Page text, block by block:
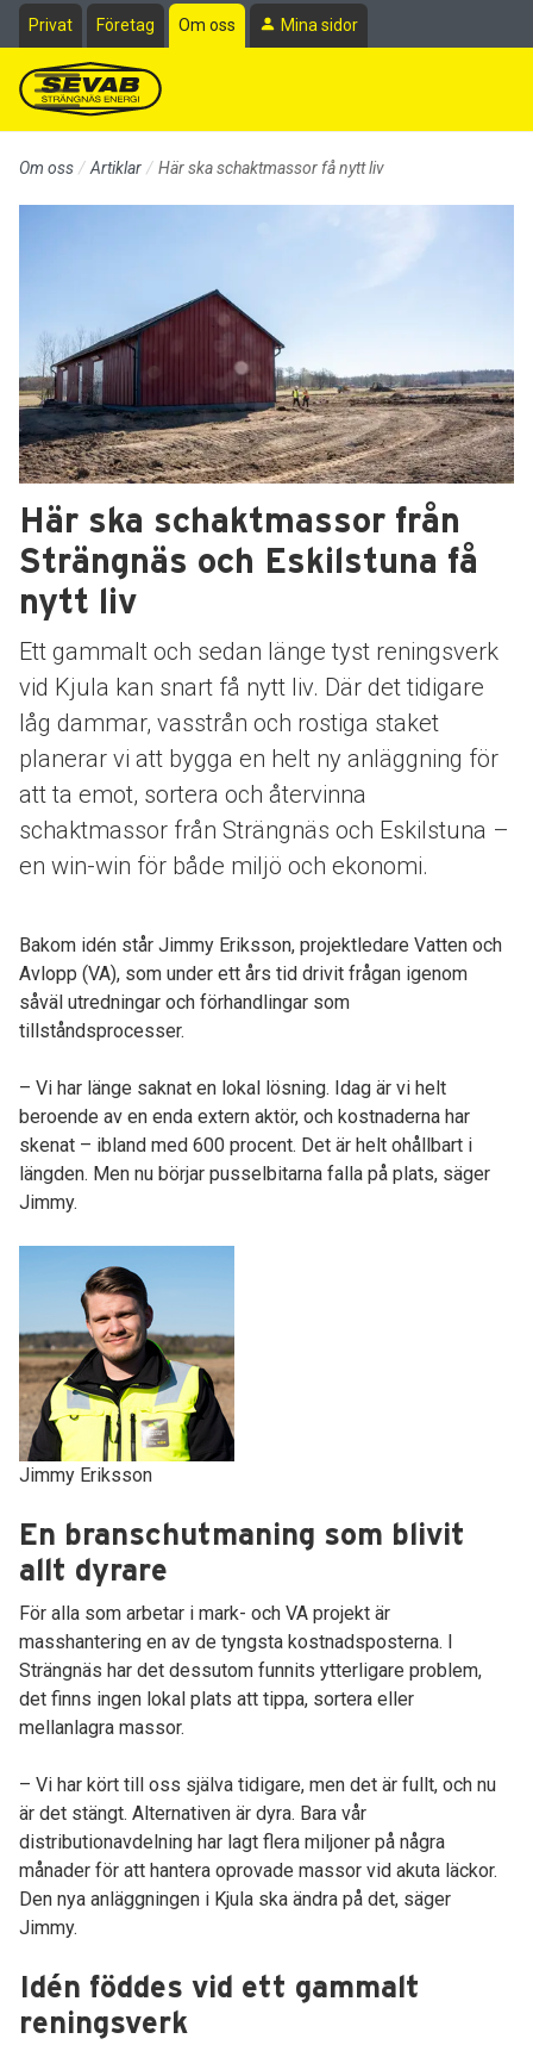
Till sidans huvudinnehåll
Privat Företag Om oss Mina sidor
Om oss Artiklar Här ska schaktmassor få nytt liv
Här ska schaktmassor från
Strängnäs och Eskilstuna få
nytt liv
Ett gammalt och sedan länge tyst reningsverk
vid Kjula kan snart få nytt liv. Där det tidigare
låg dammar, vasstrån och rostiga staket
planerar vi att bygga en helt ny anläggning för
att ta emot, sortera och återvinna
schaktmassor från Strängnäs och Eskilstuna –
en win-win för både miljö och ekonomi.
Bakom idén står Jimmy Eriksson, projektledare Vatten och
Avlopp (VA), som under ett års tid drivit frågan igenom
såväl utredningar och förhandlingar som
tillståndsprocesser.
– Vi har länge saknat en lokal lösning. Idag är vi helt
beroende av en enda extern aktör, och kostnaderna har
skenat – ibland med 600 procent. Det är helt ohållbart i
längden. Men nu börjar pusselbitarna falla på plats, säger
Jimmy.
Jimmy Eriksson
En branschutmaning som blivit
allt dyrare
För alla som arbetar i mark- och VA projekt är
masshantering en av de tyngsta kostnadsposterna. I
Strängnäs har det dessutom funnits ytterligare problem,
det finns ingen lokal plats att tippa, sortera eller
mellanlagra massor.
– Vi har kört till oss själva tidigare, men det är fullt, och nu
är det stängt. Alternativen är dyra. Bara vår
distributionavdelning har lagt flera miljoner på några
månader för att hantera oprovade massor vid akuta läckor.
Den nya anläggningen i Kjula ska ändra på det, säger
Jimmy.
Idén föddes vid ett gammalt
reningsverk